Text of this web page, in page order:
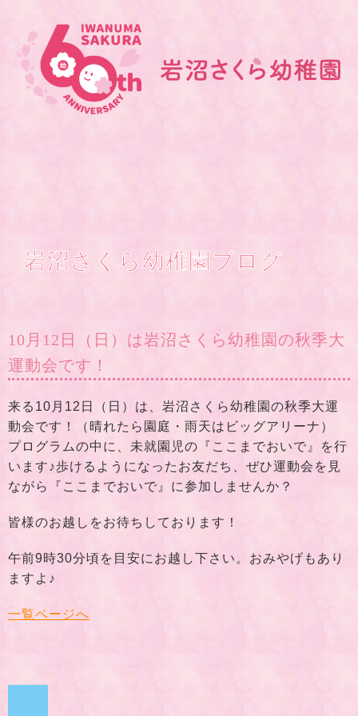
岩沼さくら幼稚園ブログ
10月12日（日）は岩沼さくら幼稚園の秋季大
運動会です！
来る10月12日（日）は、岩沼さくら幼稚園の秋季大運
動会です！（晴れたら園庭・雨天はビッグアリーナ）
プログラムの中に、未就園児の『ここまでおいで』を行
います♪歩けるようになったお友だち、ぜひ運動会を見
ながら『ここまでおいで』に参加しませんか？
皆様のお越しをお待ちしております！
午前9時30分頃を目安にお越し下さい。おみやげもあり
ますよ♪
一覧ページへ